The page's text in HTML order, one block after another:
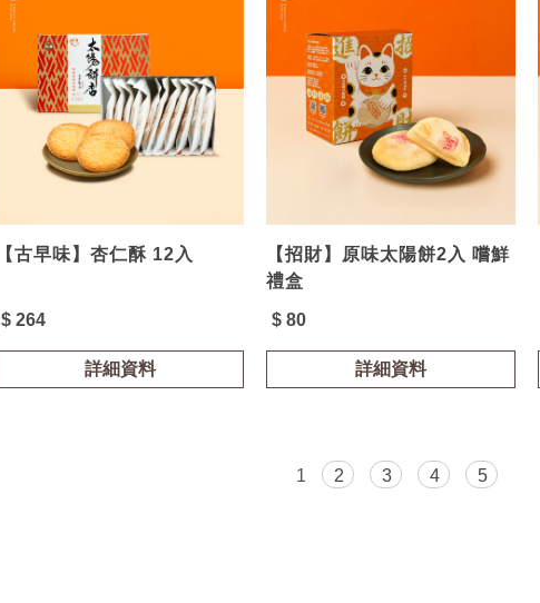
【古早味】杏仁酥 12入
$ 264
詳細資料
【招財】原味太陽餅2入 嚐鮮
禮盒
$ 80
詳細資料
1 2 3 4 5